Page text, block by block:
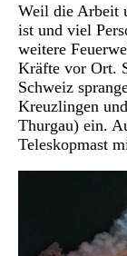
Weil die Arbeit
ist und viel
weitere
Kräfte vor Ort.
Schweiz
Kreuzlingen
Thurgau) ein.
Teleskopmast